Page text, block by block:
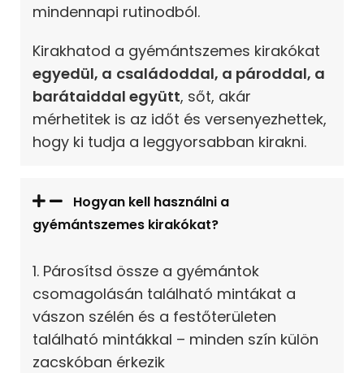
mindennapi rutinodból.
Kirakhatod a gyémántszemes kirakókat
egyedül, a családoddal, a pároddal, a
barátaiddal együtt, sőt, akár
mérhetitek is az időt és versenyezhettek,
hogy ki tudja a leggyorsabban kirakni.
Hogyan kell használni a
gyémántszemes kirakókat?
1. Párosítsd össze a gyémántok
csomagolásán található mintákat a
vászon szélén és a festőterületen
található mintákkal – minden szín külön
zacskóban érkezik